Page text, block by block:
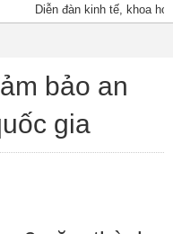
Diễn đàn kinh tế, khoa
bảo an
gia